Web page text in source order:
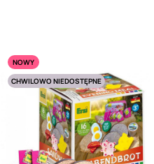
NOWY
CHWILOWO NIEDOSTĘPNE